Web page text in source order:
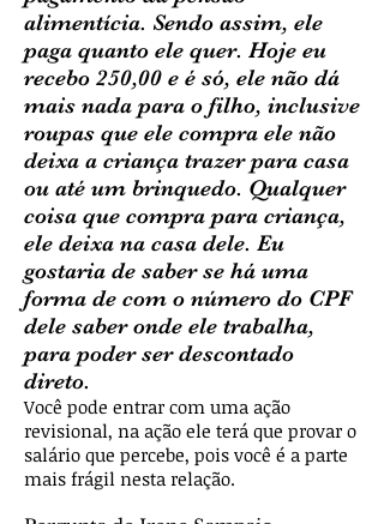
alimentícia. Sendo assim, ele
paga quanto ele quer. Hoje eu
recebo 250,00 e é só, ele não dá
mais nada para o filho, inclusive
roupas que ele compra ele não
deixa a criança trazer para casa
ou até um brinquedo. Qualquer
coisa que compra para criança,
ele deixa na casa dele. Eu
gostaria de saber se há uma
forma de com o número do CPF
dele saber onde ele trabalha,
para poder ser descontado
direto.
Você pode entrar com uma ação
revisional, na ação ele terá que provar o
salário que percebe, pois você é a parte
mais frágil nesta relação.